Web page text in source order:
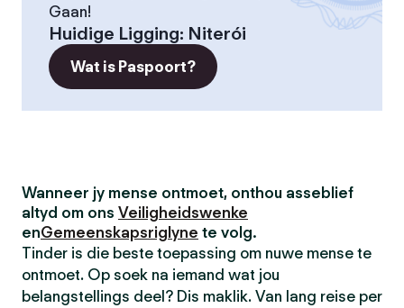
Gaan!
Huidige Ligging: Niterói
Wat is Paspoort?
Wanneer jy mense ontmoet, onthou asseblief
altyd om ons Veiligheidswenke
enGemeenskapsriglyne te volg.
Tinder is die beste toepassing om nuwe mense te
ontmoet. Op soek na iemand wat jou
belangstellings deel? Dis maklik. Van lang reise per